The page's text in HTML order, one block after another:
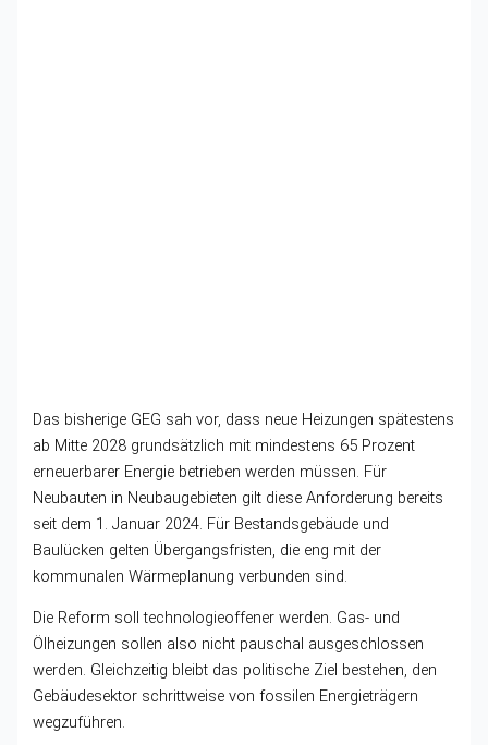
Das bisherige GEG sah vor, dass neue Heizungen spätestens
ab Mitte 2028 grundsätzlich mit mindestens 65 Prozent
erneuerbarer Energie betrieben werden müssen. Für
Neubauten in Neubaugebieten gilt diese Anforderung bereits
seit dem 1. Januar 2024. Für Bestandsgebäude und
Baulücken gelten Übergangsfristen, die eng mit der
kommunalen Wärmeplanung verbunden sind.
Die Reform soll technologieoffener werden. Gas- und
Ölheizungen sollen also nicht pauschal ausgeschlossen
werden. Gleichzeitig bleibt das politische Ziel bestehen, den
Gebäudesektor schrittweise von fossilen Energieträgern
wegzuführen.